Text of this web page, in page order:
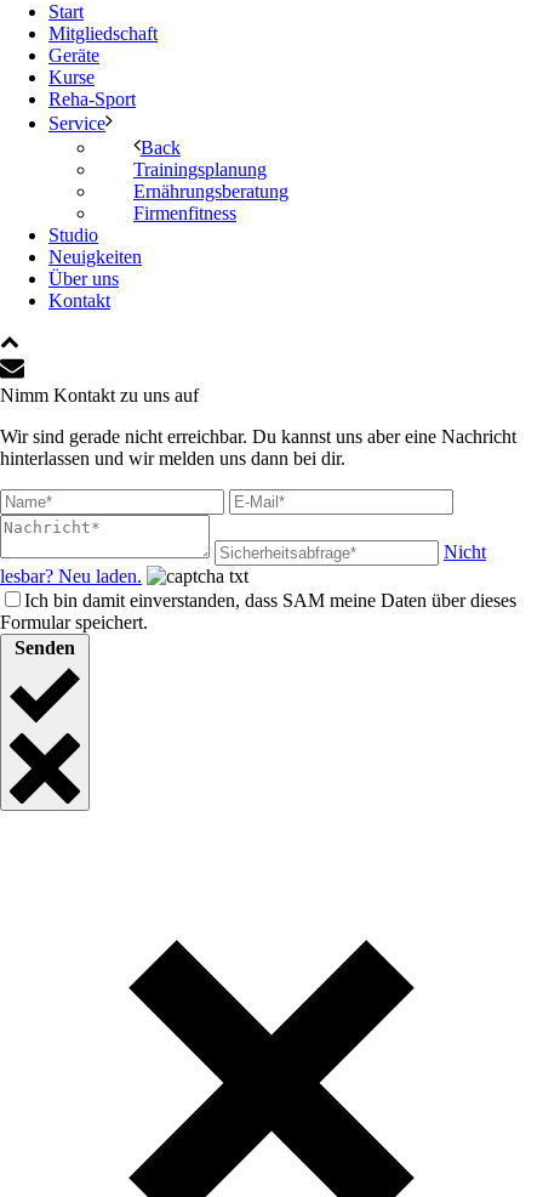
Start
Mitgliedschaft
Geräte
Kurse
Reha-Sport
Service
Back
Trainingsplanung
Ernährungsberatung
Firmenfitness
Studio
Neuigkeiten
Über uns
Kontakt
Nimm Kontakt zu uns auf
Wir sind gerade nicht erreichbar. Du kannst uns aber eine Nachricht
hinterlassen und wir melden uns dann bei dir.
Nicht
lesbar? Neu laden.
Ich bin damit einverstanden, dass SAM meine Daten über dieses
Formular speichert.
Senden